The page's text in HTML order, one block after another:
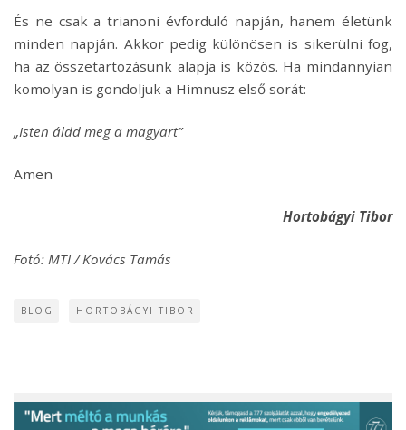
És ne csak a trianoni évforduló napján, hanem életünk
minden napján. Akkor pedig különösen is sikerülni fog,
ha az összetartozásunk alapja is közös. Ha mindannyian
komolyan is gondoljuk a Himnusz első sorát:
„Isten áldd meg a magyart”
Amen
Hortobágyi Tibor
Fotó: MTI / Kovács Tamás
BLOG HORTOBÁGYI TIBOR